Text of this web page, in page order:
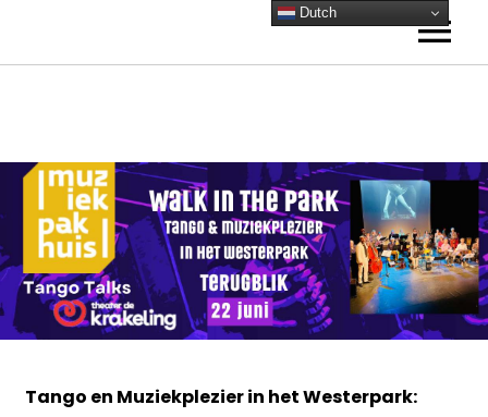
Amsterdam
Antwerpen
Frankrijk
Reviews Frankrijk
Tango op het Wad
Tango Lab
AGENDA
NIEUWS
ACADEMIE
Lessen
Tango Technieken
Tango Gitaar
Tango en Muziekplezier in het Westerpark:
Dutch